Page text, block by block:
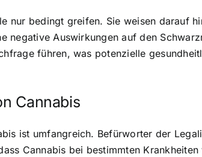
nur bedingt greifen. Sie weisen darauf
Auswirkungen auf den
führen, was potenzielle
Cannabis
ist umfangreich. Befürworter der
Cannabis bei bestimmten